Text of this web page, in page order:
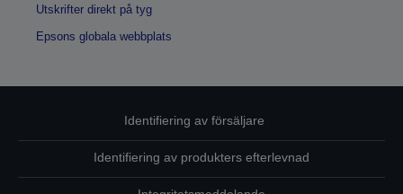
Utskrifter direkt på tyg
Epsons globala webbplats
Identifiering av försäljare
Identifiering av produkters efterlevnad